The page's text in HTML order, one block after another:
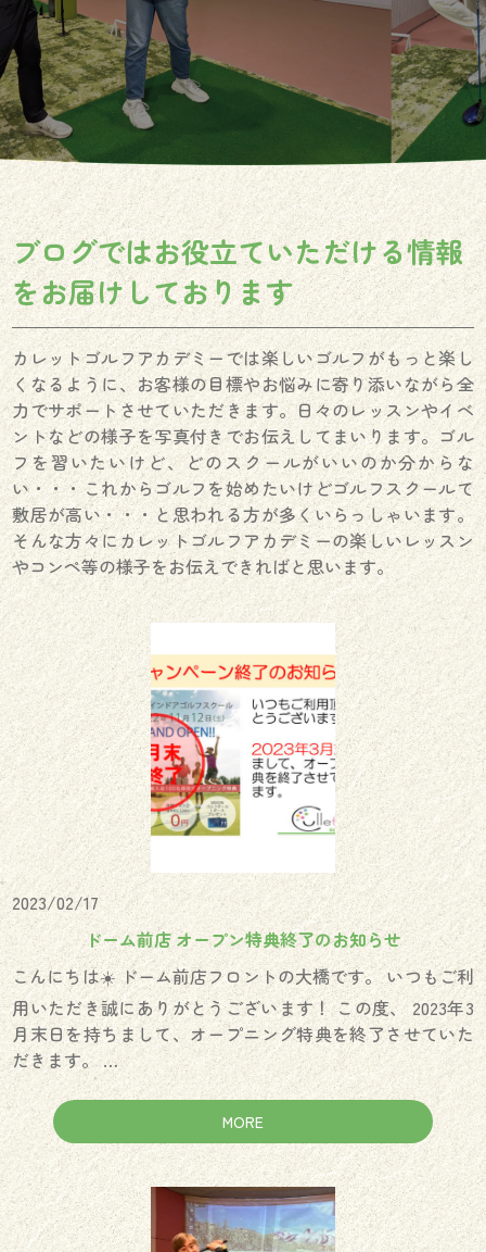
ブログではお役立ていただける情報
をお届けしております
カレットゴルフアカデミーでは楽しいゴルフがもっと楽し
くなるように、お客様の目標やお悩みに寄り添いながら全
力でサポートさせていただきます。日々のレッスンやイベ
ントなどの様子を写真付きでお伝えしてまいります。ゴル
フを習いたいけど、どのスクールがいいのか分からな
い・・・これからゴルフを始めたいけどゴルフスクールて
敷居が高い・・・と思われる方が多くいらっしゃいます。
そんな方々にカレットゴルフアカデミーの楽しいレッスン
やコンペ等の様子をお伝えできればと思います。
2023/02/17
ドーム前店 オープン特典終了のお知らせ
こんにちは☀️ ドーム前店フロントの大橋です。 いつもご利
用いただき誠にありがとうございます！ この度、 2023年3
月末日を持ちまして、オープニング特典を終了させていた
だきます。 …
MORE